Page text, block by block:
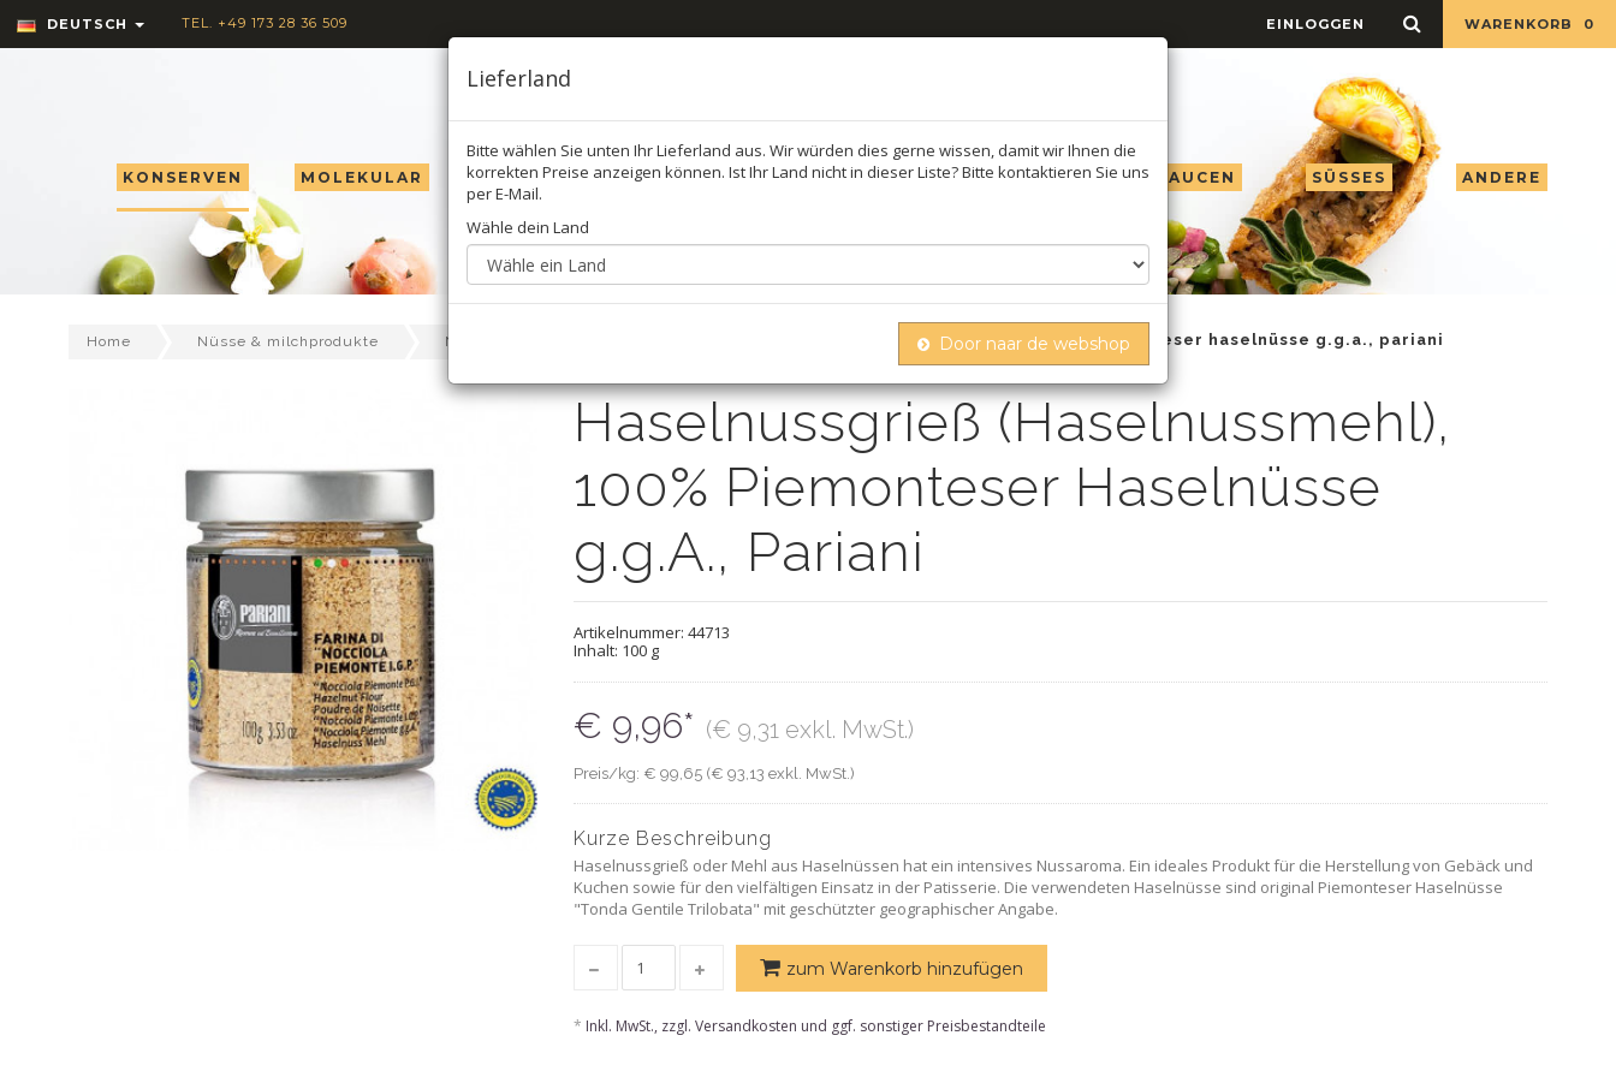
DEUTSCH TEL. +49 173 28 36 509 WARENKORB 0
EINLOGGEN
KONSERVEN MOLEKULAR TRÜFFEL ÖL, ESSIG & SAUCEN SÜSSES ANDERE
Home Nüsse & milchprodukte Nüsse & samen Haselnussgrieß (haselnussmehl), 100% piemonteser haselnüsse g.g.a., pariani
Haselnussgrieß (Haselnussmehl),
100% Piemonteser Haselnüsse
g.g.A., Pariani
Artikelnummer: 44713
Inhalt: 100 g
€ 9,96* (€ 9,31 exkl. MwSt.)
Preis/kg: € 99,65 (€ 93,13 exkl. MwSt.)
Kurze Beschreibung
Haselnussgrieß oder Mehl aus Haselnüssen hat ein intensives Nussaroma. Ein ideales Produkt für die Herstellung von Gebäck und
Kuchen sowie für den vielfältigen Einsatz in der Patisserie. Die verwendeten Haselnüsse sind original Piemonteser Haselnüsse
"Tonda Gentile Trilobata" mit geschützter geographischer Angabe.
zum Warenkorb hinzufügen
* Inkl. MwSt., zzgl. Versandkosten und ggf. sonstiger Preisbestandteile
Lieferland
Bitte wählen Sie unten Ihr Lieferland aus. Wir würden dies gerne wissen, damit wir Ihnen die
korrekten Preise anzeigen können. Ist Ihr Land nicht in dieser Liste? Bitte kontaktieren Sie uns
per E-Mail.
Wähle dein Land
Door naar de webshop